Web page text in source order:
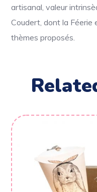
artisanal, valeur
Coudert, dont la Féerie
thèmes proposés.